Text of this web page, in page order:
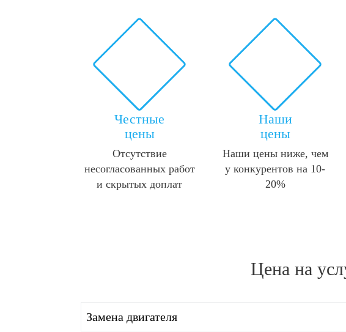
Честные
цены
Отсутствие
несогласованных работ
и скрытых доплат
Наши
цены
Наши цены ниже, чем
у конкурентов на 10-
20%
Цена на
Замена двигателя